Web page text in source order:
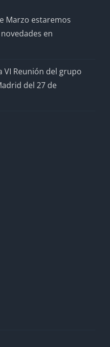
Marzo estaremos
en
VI Reunión del grupo
del 27 de